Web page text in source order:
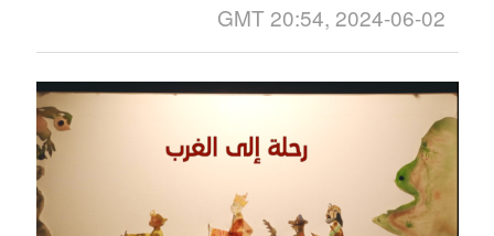
GMT 20:54, 2024-06-02